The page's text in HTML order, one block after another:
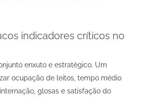
indicadores críticos no
enxuto e estratégico. Um
ocupação de leitos, tempo médio
glosas e satisfação do